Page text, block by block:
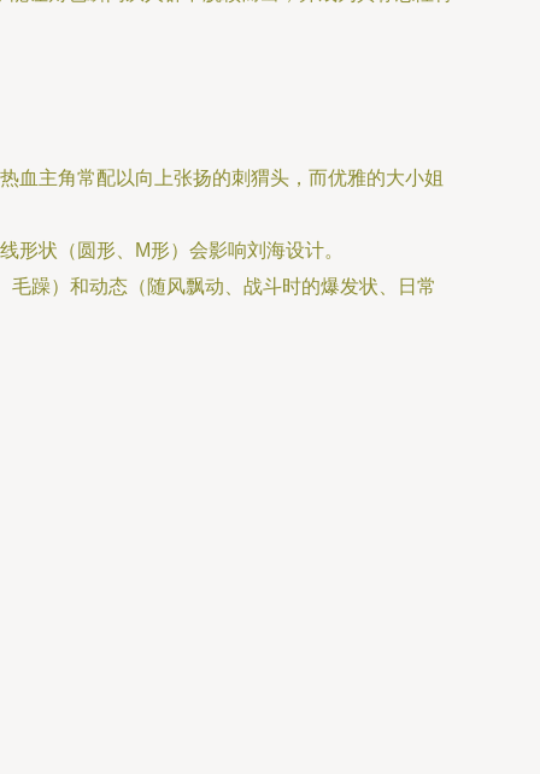
血主角常配以向上张扬的刺猬头，而优雅的大小姐
形状（圆形、M形）会影响刘海设计。
毛躁）和动态（随风飘动、战斗时的爆发状、日常